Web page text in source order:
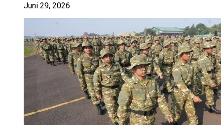
Juni 29, 2026